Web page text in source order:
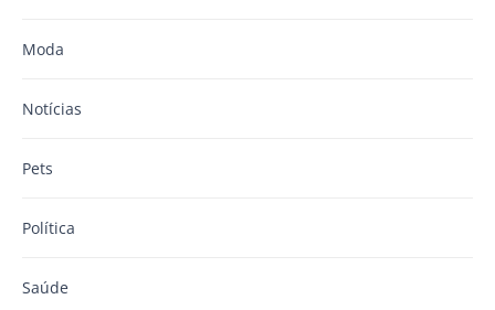
Moda
Notícias
Pets
Política
Saúde